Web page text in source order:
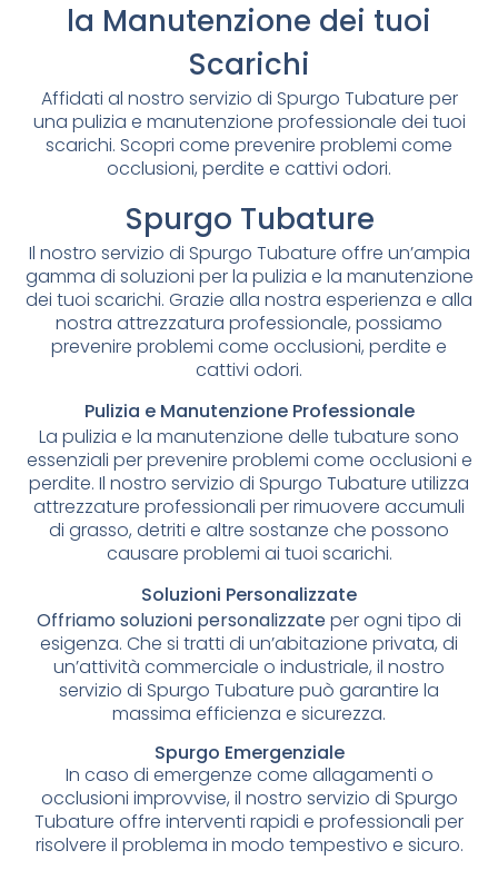
la Manutenzione dei tuoi
Scarichi
Affidati al nostro servizio di Spurgo Tubature per
una pulizia e manutenzione professionale dei tuoi
scarichi. Scopri come prevenire problemi come
occlusioni, perdite e cattivi odori.
Spurgo Tubature
Il nostro servizio di Spurgo Tubature offre un’ampia
gamma di soluzioni per la pulizia e la manutenzione
dei tuoi scarichi. Grazie alla nostra esperienza e alla
nostra attrezzatura professionale, possiamo
prevenire problemi come occlusioni, perdite e
cattivi odori.
Pulizia e Manutenzione Professionale
La pulizia e la manutenzione delle tubature sono
essenziali per prevenire problemi come occlusioni e
perdite. Il nostro servizio di Spurgo Tubature utilizza
attrezzature professionali per rimuovere accumuli
di grasso, detriti e altre sostanze che possono
causare problemi ai tuoi scarichi.
Soluzioni Personalizzate
Offriamo soluzioni personalizzateper ogni tipo di
esigenza. Che si tratti di un’abitazione privata, di
un’attività commerciale o industriale, il nostro
servizio di Spurgo Tubature può garantire la
massima efficienza e sicurezza.
Spurgo Emergenziale
In caso di emergenze come allagamenti o
occlusioni improvvise, il nostro servizio di Spurgo
Tubature offre interventi rapidi e professionali per
risolvere il problema in modo tempestivo e sicuro.